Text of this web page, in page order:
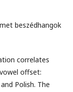
beszédhangok
correlates
offset:
Polish. The